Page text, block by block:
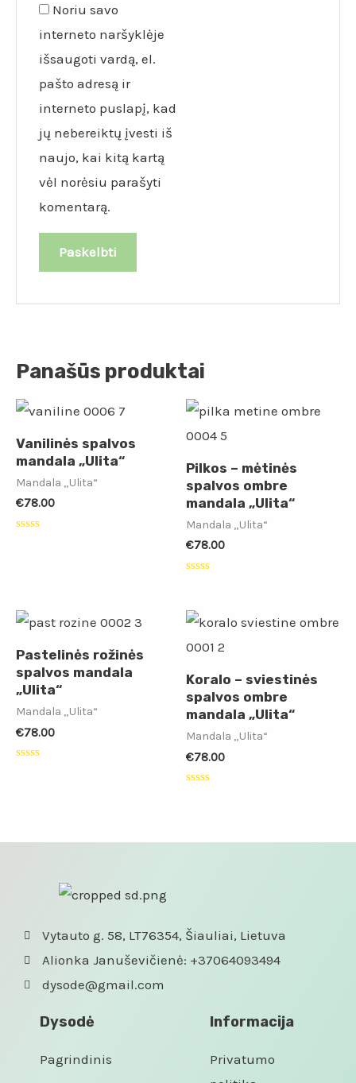
Noriu savo
interneto naršyklėje
išsaugoti vardą, el.
pašto adresą ir
interneto puslapį, kad
jų nebereiktų įvesti iš
naujo, kai kitą kartą
vėl norėsiu parašyti
komentarą.
Panašūs produktai
Vanilinės spalvos
mandala „Ulita“
Mandala „Ulita“
€78.00
Pilkos – mėtinės
spalvos ombre
mandala „Ulita“
Mandala „Ulita“
€78.00
5
Pastelinės rožinės
spalvos mandala
„Ulita“
Mandala „Ulita“
€78.00
Koralo – sviestinės
spalvos ombre
mandala „Ulita“
Mandala „Ulita“
€78.00
Vytauto g. 58, LT76354, Šiauliai, Lietuva
Alionka Januševičienė: +37064093494
dysode@gmail.com
Dysodė
Pagrindinis
Informacija
Privatumo